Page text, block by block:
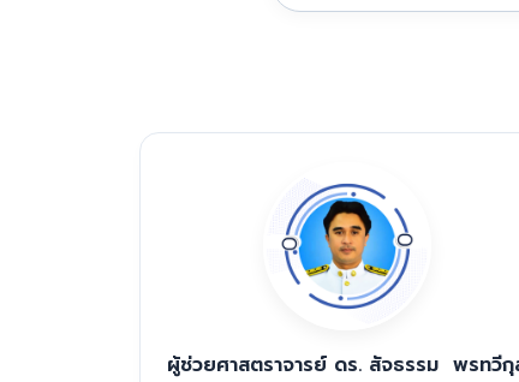
ผู้ช่วยศาสตราจารย์ ดร. สัจธรรม พรทวี